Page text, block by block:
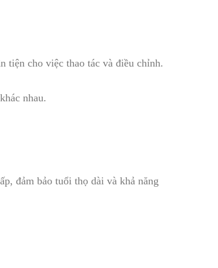
tiện cho việc thao tác và điều chỉnh.
nhau.
đảm bảo tuổi thọ dài và khả năng